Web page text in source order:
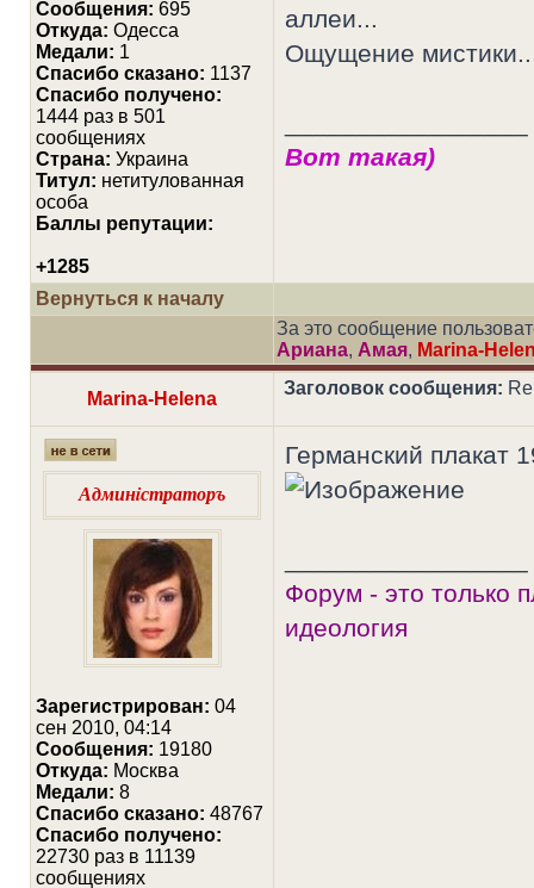
Сообщения: 695
Откуда: Одесса
Медали: 1
Cпасибо сказано: 1137
Спасибо получено:
1444 раз в 501
сообщениях
Страна: Украина
Титул: нетитулованная
особа
Баллы репутации:
+1285
аллеи...
Ощущение
Вот такая)
Вернуться к началу
За это сообщение
Ариана, Амая, Marina-
Marina-Helena
Заголовок сообщения:
Админiстраторъ
Зарегистрирован: 04
сен 2010, 04:14
Сообщения: 19180
Откуда: Москва
Медали: 8
Cпасибо сказано: 48767
Спасибо получено:
22730 раз в 11139
сообщениях
Германский плакат
Форум - это только
идеология